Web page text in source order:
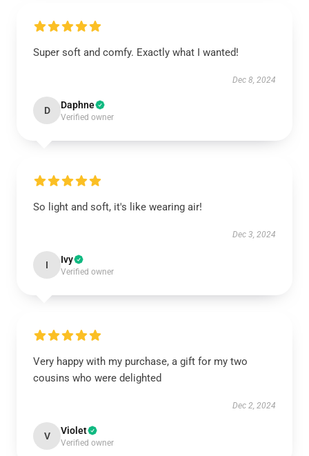
Super soft and comfy. Exactly what I wanted!
Dec 8, 2024
D Daphne
Verified owner
So light and soft, it's like wearing air!
Dec 3, 2024
I Ivy
Verified owner
Very happy with my purchase, a gift for my two
cousins who were delighted
Dec 2, 2024
V Violet
Verified owner